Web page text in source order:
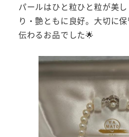
パールはひと粒ひと粒が美
り・艶ともに良好。大切に
伝わるお品でした🌟